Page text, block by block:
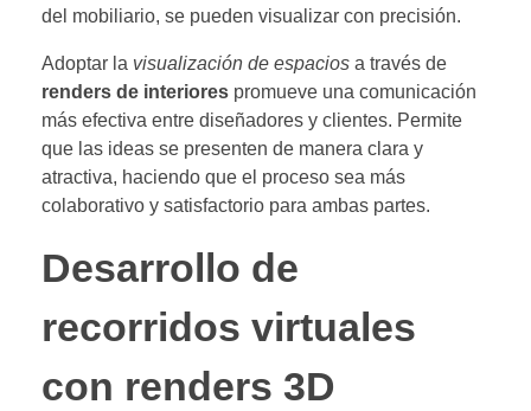
del mobiliario, se pueden visualizar con precisión.
Adoptar la visualización de espacios a través de
renders de interiores promueve una comunicación
más efectiva entre diseñadores y clientes. Permite
que las ideas se presenten de manera clara y
atractiva, haciendo que el proceso sea más
colaborativo y satisfactorio para ambas partes.
Desarrollo de
recorridos virtuales
con renders 3D